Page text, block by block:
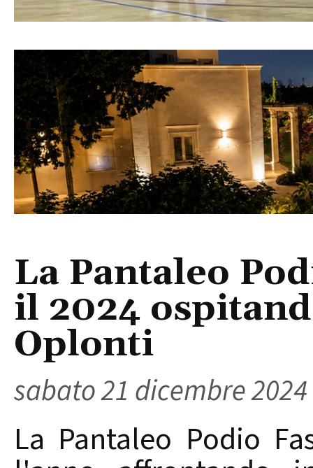
La Pantaleo
il 2024
Oplonti
sabato 21 dicembre 2024
La Pantaleo Podio